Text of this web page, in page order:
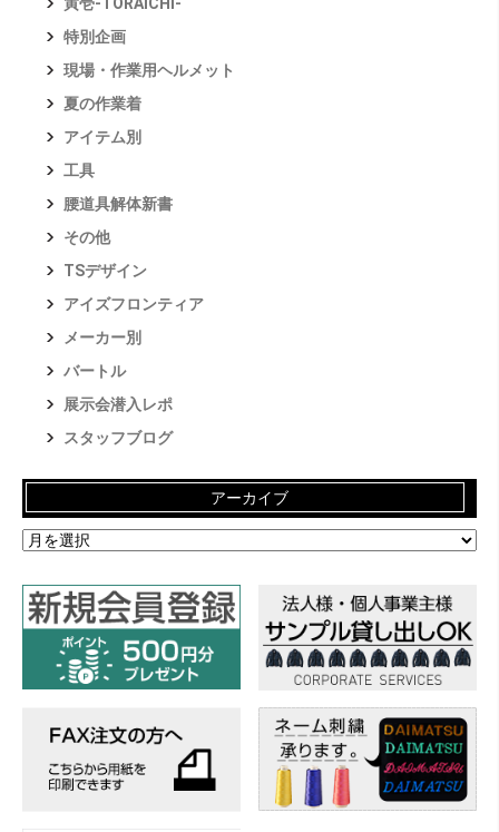
寅壱-TORAICHI-
特別企画
現場・作業用ヘルメット
夏の作業着
アイテム別
工具
腰道具解体新書
その他
TSデザイン
アイズフロンティア
メーカー別
バートル
展示会潜入レポ
スタッフブログ
アーカイブ
ア
ー
イ
ブ